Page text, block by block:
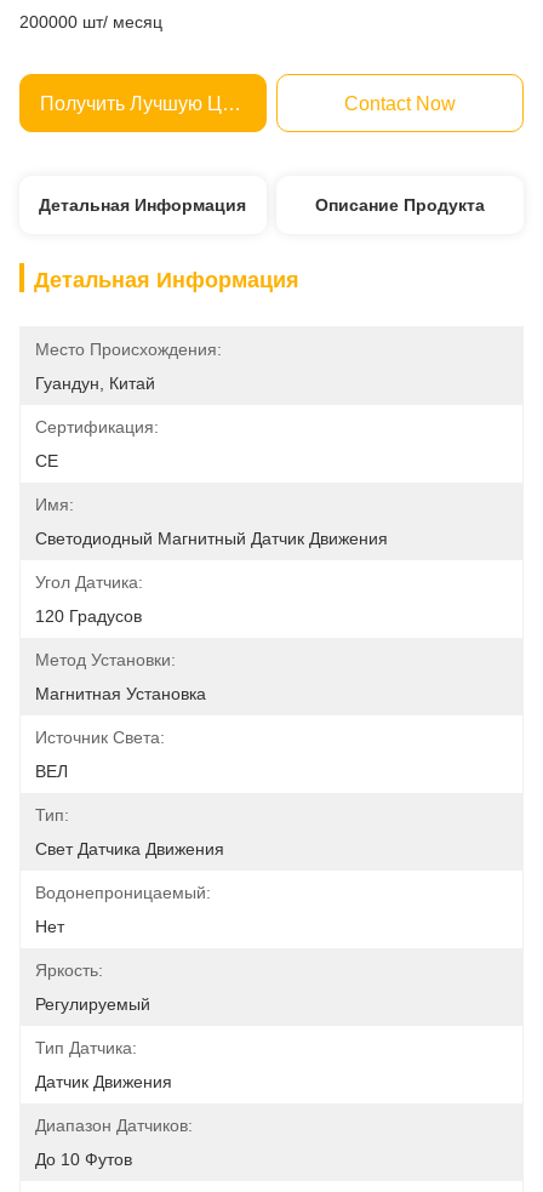
200000 шт/ месяц
Получить Лучшую Цену Contact Now
Детальная Информация Описание Продукта
Детальная Информация
Место Происхождения:
Гуандун, Китай
Сертификация:
CE
Имя:
Светодиодный Магнитный Датчик Движения
Угол Датчика:
120 Градусов
Метод Установки:
Магнитная Установка
Источник Света:
ВЕЛ
Тип:
Свет Датчика Движения
Водонепроницаемый:
Нет
Яркость:
Регулируемый
Тип Датчика:
Датчик Движения
Диапазон Датчиков:
До 10 Футов